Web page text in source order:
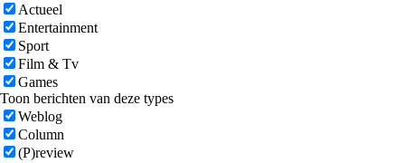
Actueel
Entertainment
Sport
Film & Tv
Games
Toon berichten van deze types
Weblog
Column
(P)review